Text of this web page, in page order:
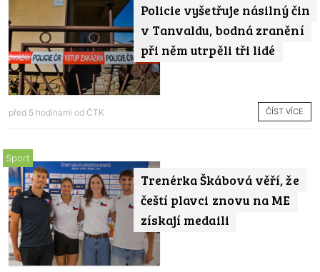
Policie vyšetřuje násilný čin
v Tanvaldu, bodná zranění
při něm utrpěli tři lidé
před 5 hodinami od ČTK ČÍST VÍCE
Trenérka Škábová věří, že
čeští plavci znovu na ME
získají medaili
Sport